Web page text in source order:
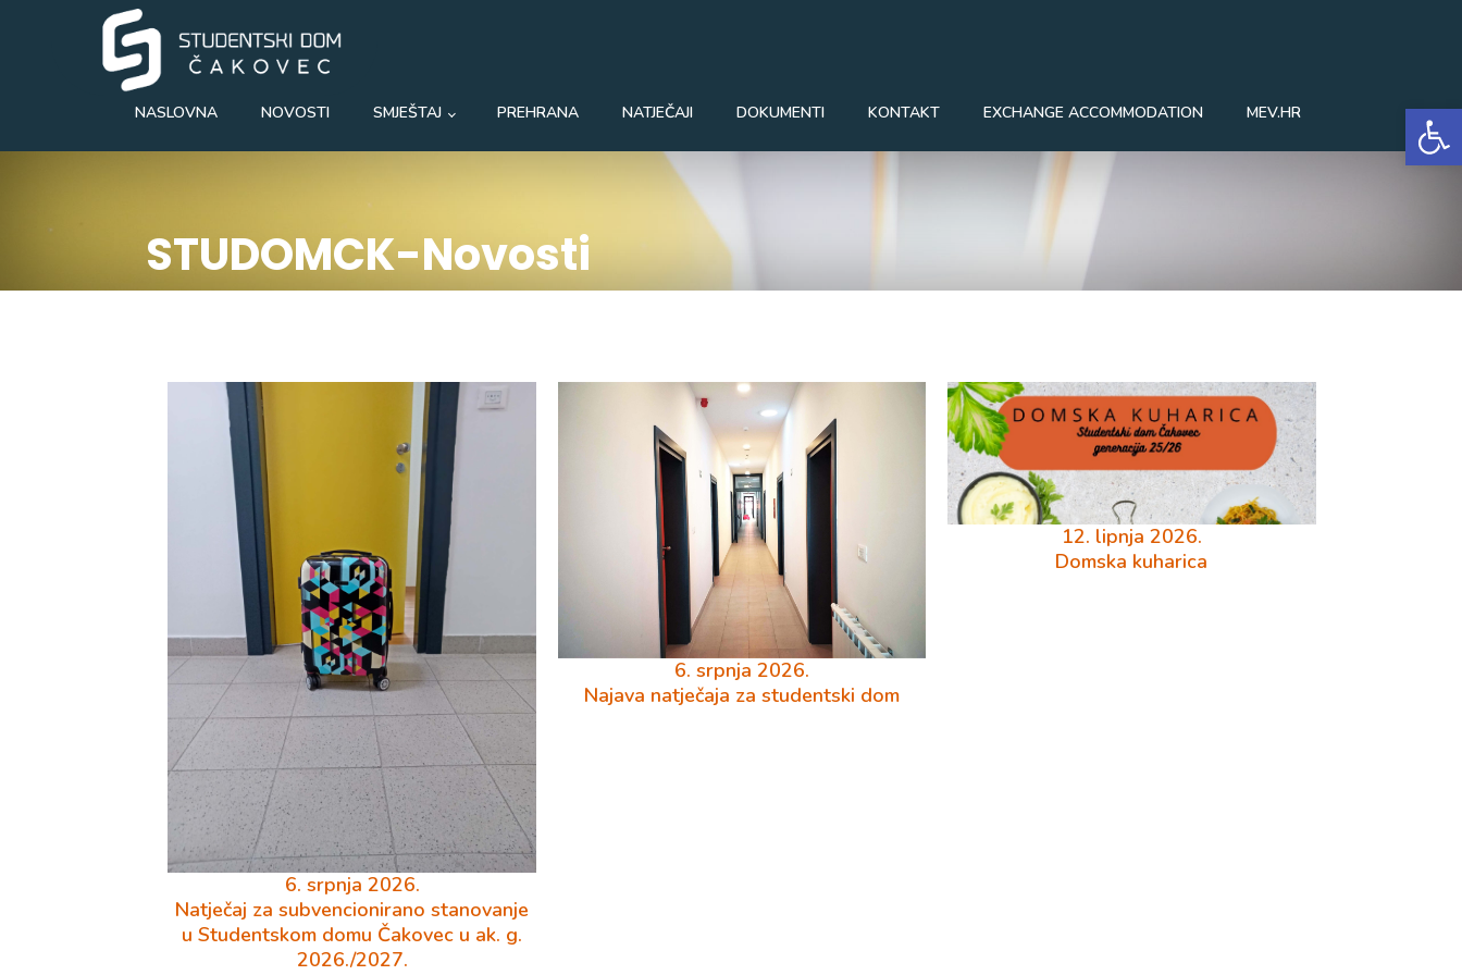
NASLOVNA NOVOSTI SMJEŠTAJ PREHRANA NATJEČAJI DOKUMENTI KONTAKT EXCHANGE ACCOMMODATION MEV.HR
STUDOMCK-Novosti
6. srpnja 2026.
Natječaj za subvencionirano stanovanje
u Studentskom domu Čakovec u ak. g.
2026./2027.
6. srpnja 2026.
Najava natječaja za studentski dom
12. lipnja 2026.
Domska kuharica